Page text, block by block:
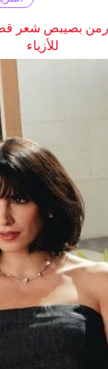
بصيبص شعر
للأزياء